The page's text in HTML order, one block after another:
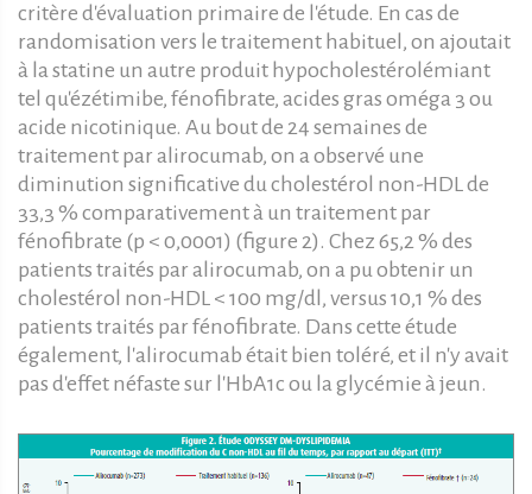
critère d'évaluation primaire de l'étude. En cas de
randomisation vers le traitement habituel, on ajoutait
à la statine un autre produit hypocholestérolémiant
tel qu'ézétimibe, fénofibrate, acides gras oméga 3 ou
acide nicotinique. Au bout de 24 semaines de
traitement par alirocumab, on a observé une
diminution significative du cholestérol non-HDL de
33,3 % comparativement à un traitement par
fénofibrate (p < 0,0001) (figure 2). Chez 65,2 % des
patients traités par alirocumab, on a pu obtenir un
cholestérol non-HDL < 100 mg/dl, versus 10,1 % des
patients traités par fénofibrate. Dans cette étude
également, l'alirocumab était bien toléré, et il n'y avait
pas d'effet néfaste sur l'HbA1c ou la glycémie à jeun.